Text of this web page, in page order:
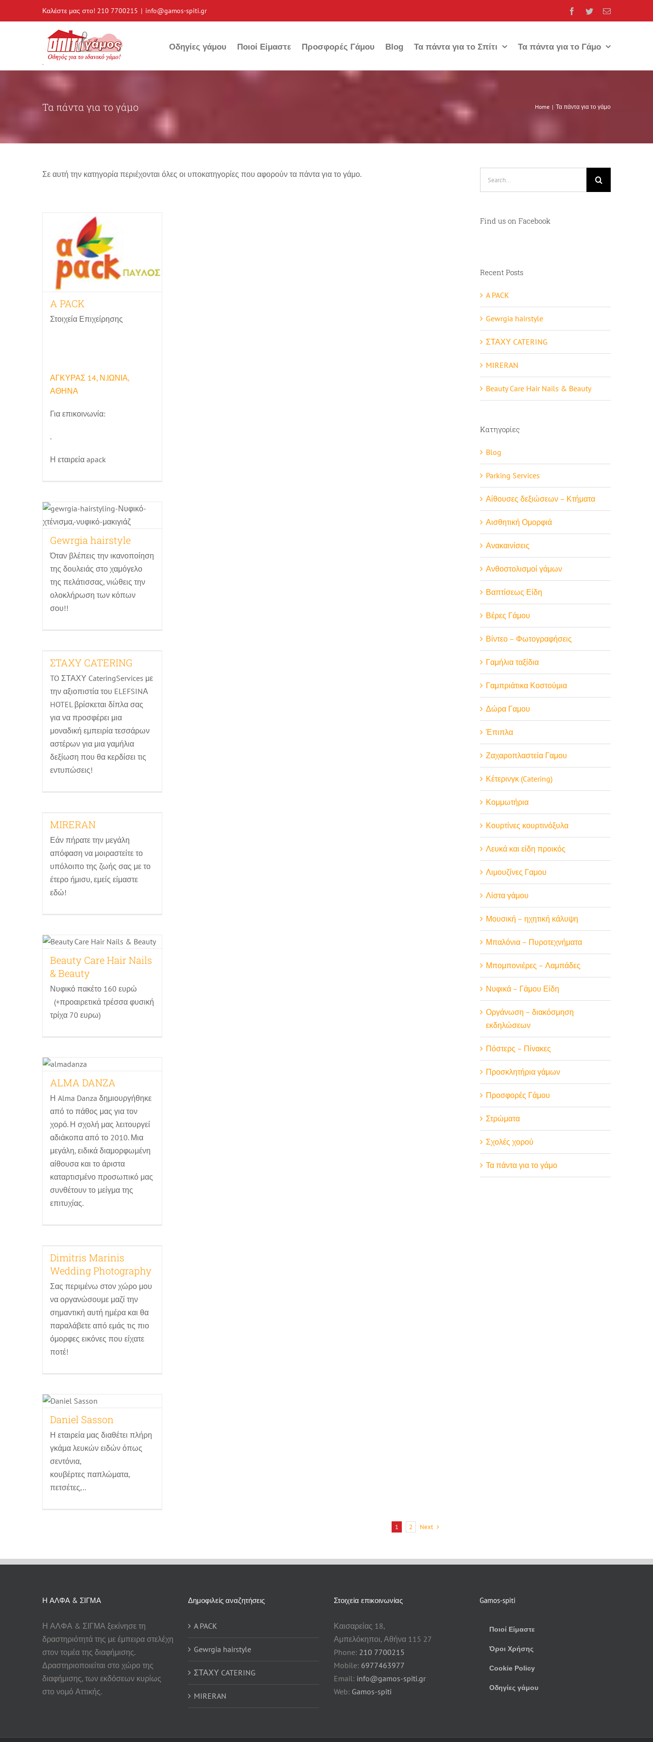
to
Καλέστε μας στο! 210 7700215 | info@gamos-spiti.gr Facebook
TwitterEmail
Οδηγίες γάμου Ποιοί Είμαστε Προσφορές Γάμου Blog Τα πάντα για το Σπίτι Τα πάντα για το Γάμο
Τα πάντα για το γάμο Home Τα πάντα για το γάμο
Σε αυτή την κατηγορία περιέχονται όλες οι υποκατηγορίες που αφορούν τα πάντα για το γάμο.
A PACK
A PACK
Στοιχεία Επιχείρησης
ΑΓΚΥΡΑΣ 14, Ν.ΙΩΝΙΑ,
ΑΘΗΝΑ
Για επικοινωνία:
.
Η εταιρεία apack
Κομμωτήρια Τα πάντα για το γάμο
Gewrgia hairstyle
Όταν βλέπεις την ικανοποίηση
της δουλειάς στο χαμόγελο
της πελάτισσας, νιώθεις την
ολοκλήρωση των κόπων
σου!!
Αίθουσες δεξιώσεων - Κτήματα
Κέτερινγκ (Catering)
ΣΤΑΧΥ CATERING
TO ΣΤΑΧΥ CateringServices με
την αξιοπιστία του ELEFSINΑ
HOTEL βρίσκεται δίπλα σας
για να προσφέρει μια
μοναδική εμπειρία τεσσάρων
αστέρων για μια γαμήλια
δεξίωση που θα κερδίσει τις
εντυπώσεις!
MIRERAN
Εάν πήρατε την μεγάλη
απόφαση να μοιραστείτε το
υπόλοιπο της ζωής σας με το
έτερο ήμισυ, εμείς είμαστε
εδώ!
& Beauty
Κομμωτήρια Προσφορές Γάμου
Beauty Care Hair Nails
& Beauty
Νυφικό πακέτο 160 ευρώ
(+προαιρετικά τρέσσα φυσική
τρίχα 70 ευρω)
ALMA DANZA
Η Alma Danza δημιουργήθηκε
από το πάθος μας για τον
χορό. Η σχολή μας λειτουργεί
αδιάκοπα από το 2010. Μια
μεγάλη, ειδικά διαμορφωμένη
αίθουσα και το άριστα
καταρτισμένο προσωπικό μας
συνθέτουν το μείγμα της
επιτυχίας.
Wedding Photography
Blog Βίντεο - Φωτογραφήσεις
Dimitris Marinis
Wedding Photography
Σας περιμένω στον χώρο μου
να οργανώσουμε μαζί την
σημαντική αυτή ημέρα και θα
παραλάβετε από εμάς τις πιο
όμορφες εικόνες που είχατε
ποτέ!
Λευκά και είδη προικός
Daniel Sasson
Η εταιρεία μας διαθέτει πλήρη
γκάμα λευκών ειδών όπως
σεντόνια,
κουβέρτες παπλώματα,
πετσέτες,..
1 2 Next
Find us on Facebook
Recent Posts
A PACK
Gewrgia hairstyle
ΣΤΑΧΥ CATERING
MIRERAN
Beauty Care Hair Nails & Beauty
Κατηγορίες
Blog
Parking Services
Αίθουσες δεξιώσεων – Κτήματα
Αισθητική Ομορφιά
Ανακαινίσεις
Ανθοστολισμοί γάμων
Βαπτίσεως Είδη
Βέρες Γάμου
Βίντεο – Φωτογραφήσεις
Γαμήλια ταξίδια
Γαμπριάτικα Κοστούμια
Δώρα Γαμου
Έπιπλα
Ζαχαροπλαστεία Γαμου
Κέτερινγκ (Catering)
Κομμωτήρια
Κουρτίνες κουρτινόξυλα
Λευκά και είδη προικός
Λιμουζίνες Γαμου
Λίστα γάμου
Μουσική – ηχητική κάλυψη
Μπαλόνια – Πυροτεχνήματα
Μπομπονιέρες – Λαμπάδες
Νυφικά – Γάμου Είδη
Οργάνωση – διακόσμηση
εκδηλώσεων
Πόστερς – Πίνακες
Προσκλητήρια γάμων
Προσφορές Γάμου
Στρώματα
Σχολές χορού
Τα πάντα για το γάμο
Η ΑΛΦΑ & ΣΙΓΜΑ
Η ΑΛΦΑ & ΣΙΓΜΑ ξεκίνησε τη
δραστηριότητά της με έμπειρα στελέχη
στον τομέα της διαφήμισης.
Δραστηριοποιείται στο χώρο της
διαφήμισης, των εκδόσεων κυρίως
στο νομό Αττικής.
Δημοφιλείς αναζητήσεις
A PACK
Gewrgia hairstyle
ΣΤΑΧΥ CATERING
MIRERAN
Στοιχεία επικοινωνίας
Καισαρείας 18,
Αμπελόκηποι, Αθήνα 115 27
Phone: 210 7700215
Mobile: 6977463977
Email: info@gamos-spiti.gr
Web: Gamos-spiti
Gamos-spiti
Ποιοί Είμαστε
Όροι Χρήσης
Cookie Policy
Οδηγίες γάμου